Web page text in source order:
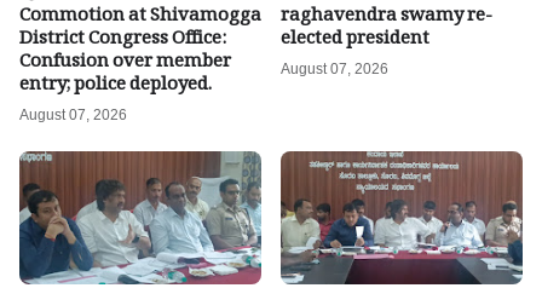
Commotion at Shivamogga
District Congress Office:
Confusion over member
entry; police deployed.
August 07, 2026
raghavendra swamy re-
elected president
August 07, 2026